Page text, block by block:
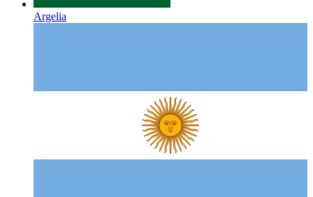
Argelia